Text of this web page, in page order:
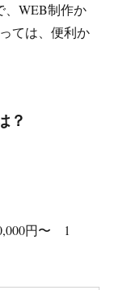
、WEB制作か
ては、便利か
？
円〜 1